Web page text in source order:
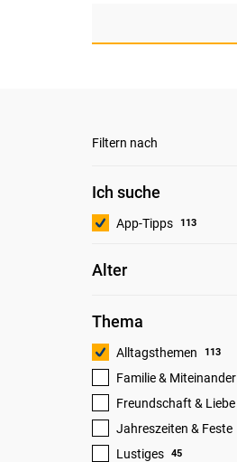
Filtern nach
Ich suche
App-Tipps 113
Alter
Thema
Alltagsthemen 113
Familie & Miteinander
Freundschaft & Liebe
Jahreszeiten & Feste
Lustiges 45